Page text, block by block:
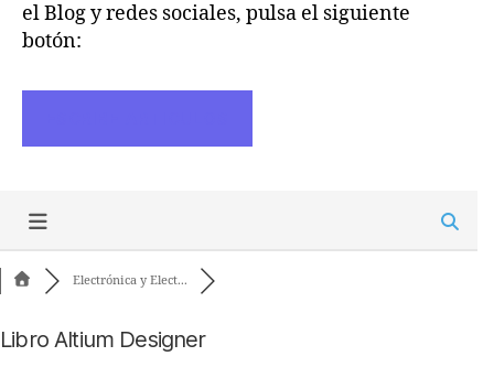
el Blog y redes sociales, pulsa el siguiente
botón:
Electrónica y Elect...
Libro Altium Designer